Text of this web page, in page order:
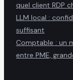
quel client RDP
LLM local :
suffisant
Comptable : un
entre PME,